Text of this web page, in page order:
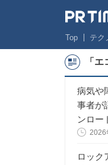
Top テク
「
病気や
事者が
ンロー
2026
ロック